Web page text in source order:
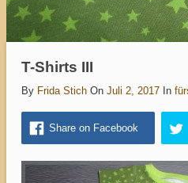
T-Shirts III
By Frida Stich On Juli 2, 2017 In
Share on Facebook